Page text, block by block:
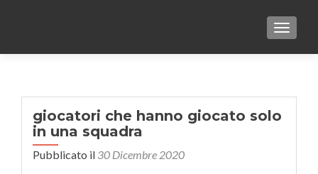
giocatori che hanno giocato solo
in una squadra
Pubblicato il 30 Dicembre 2020